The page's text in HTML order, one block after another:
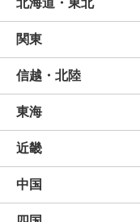
北海道・東北
関東
信越・北陸
東海
近畿
中国